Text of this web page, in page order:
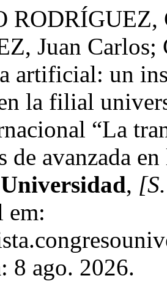
RODRÍGUEZ,
Juan Carlos;
artificial: un
la filial
“La
de avanzada
,
em:
8 ago. 2026.